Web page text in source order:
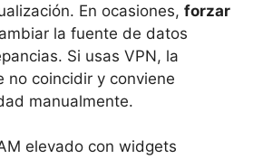
En ocasiones, forzar
la fuente de datos
Si usas VPN, la
no coincidir y conviene
manualmente.
elevado con widgets